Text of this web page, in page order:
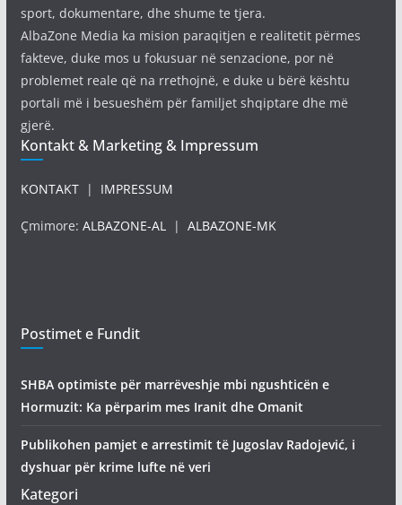
sport, dokumentare, dhe shume te tjera.
AlbaZone Media ka mision paraqitjen e realitetit përmes
fakteve, duke mos u fokusuar në senzacione, por në
problemet reale që na rrethojnë, e duke u bërë kështu
portali më i besueshëm për familjet shqiptare dhe më
gjerë.
Kontakt & Marketing & Impressum
KONTAKT| IMPRESSUM
Çmimore: ALBAZONE-AL | ALBAZONE-MK
Postimet e Fundit
SHBA optimiste për marrëveshje mbi ngushticën e
Hormuzit: Ka përparim mes Iranit dhe Omanit
Publikohen pamjet e arrestimit të Jugoslav Radojević, i
dyshuar për krime lufte në veri
Kategori